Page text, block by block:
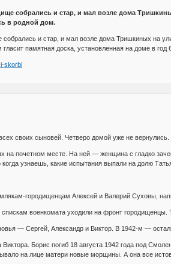
собрались и стар, и мал возле дома
в родной дом.
собрались и стар, и мал возле дома Тришкиных на
памятная доска, установленная на доме в
skorbi
своих сыновей. Четверо домой уже не вернулись.
на почетном месте. На ней — женщина с гладко
когда узнаешь, какие испытания выпали на долю
городищенцам Алексей и Валерий Суховы,
военкомата уходили на фронт
— Сергей, Александр и Виктор. В 1942-м —
Борис погиб 18 августа 1942 года под
на лице матери новые морщины. А она все